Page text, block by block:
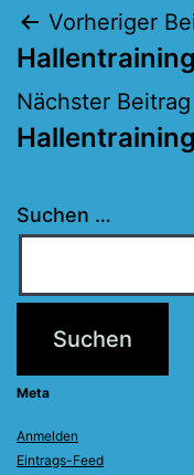
Vorheriger
Hallentraining
Nächster Beitrag
Hallentraining
Suchen …
Meta
Anmelden
Eintrags-Feed